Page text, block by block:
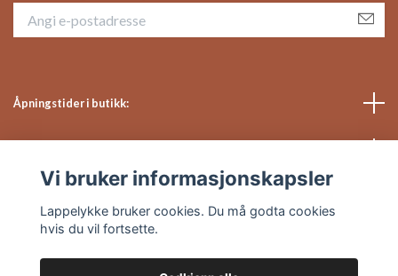
Åpningstider i butikk:
Vi bruker informasjonskapsler
Lappelykke bruker cookies. Du må godta cookies
hvis du vil fortsette.